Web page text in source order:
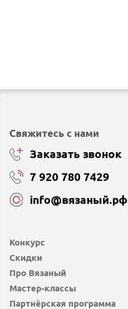
Конкурс
Скидки
Про Вязаный
Мастер-классы
Партнёрская программа
Свяжитесь с нами
Заказать звонок
7 920 780 7429
info@вязаный.рф